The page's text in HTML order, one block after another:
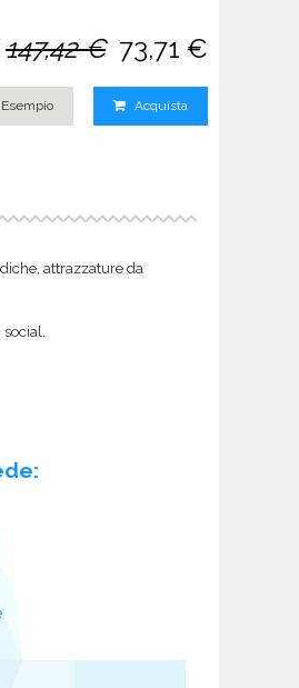
147,42 € 73,71 €
Esempio Acquista
attrazzature da